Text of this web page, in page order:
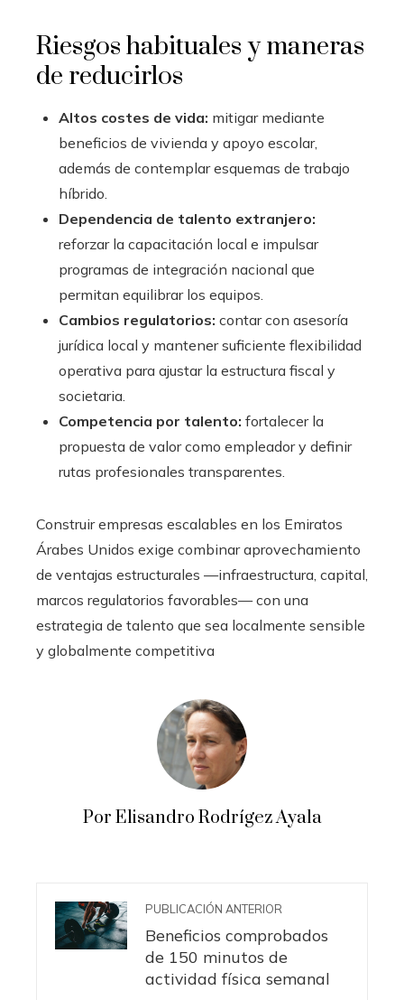
Riesgos habituales y maneras
de reducirlos
Altos costes de vida: mitigar mediante
beneficios de vivienda y apoyo escolar,
además de contemplar esquemas de trabajo
híbrido.
Dependencia de talento extranjero:
reforzar la capacitación local e impulsar
programas de integración nacional que
permitan equilibrar los equipos.
Cambios regulatorios: contar con asesoría
jurídica local y mantener suficiente flexibilidad
operativa para ajustar la estructura fiscal y
societaria.
Competencia por talento: fortalecer la
propuesta de valor como empleador y definir
rutas profesionales transparentes.
Construir empresas escalables en los Emiratos
Árabes Unidos exige combinar aprovechamiento
de ventajas estructurales —infraestructura, capital,
marcos regulatorios favorables— con una
estrategia de talento que sea localmente sensible
y globalmente competitiva
Por Elisandro Rodrígez Ayala
PUBLICACIÓN ANTERIOR
Beneficios comprobados
de 150 minutos de
actividad física semanal